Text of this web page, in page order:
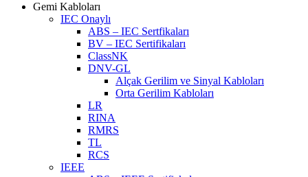
Gemi Kabloları
IEC Onaylı
ABS – IEC Sertfikaları
BV – IEC Sertifikaları
ClassNK
DNV-GL
Alçak Gerilim ve Sinyal Kabloları
Orta Gerilim Kabloları
LR
RINA
RMRS
TL
RCS
IEEE